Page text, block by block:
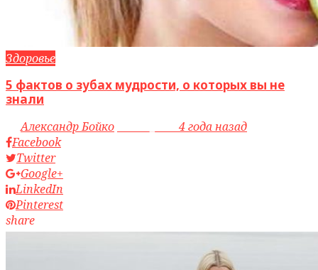
Здоровье
5 фактов о зубах мудрости, о которых вы не
знали
byАлександр Бойко
4 года назад
Facebook
Twitter
Google+
LinkedIn
Pinterest
share